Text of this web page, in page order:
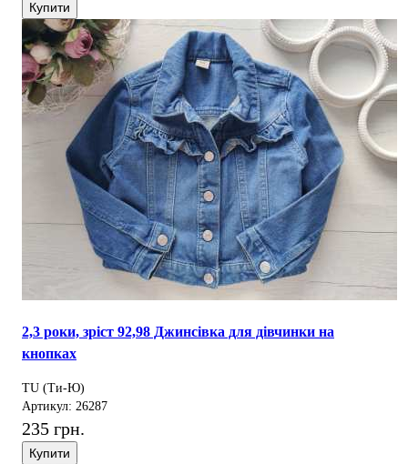
Купити
2,3 роки, зріст 92,98 Джинсівка для дівчинки на
кнопках
TU (Ти-Ю)
Артикул: 26287
235 грн.
Купити